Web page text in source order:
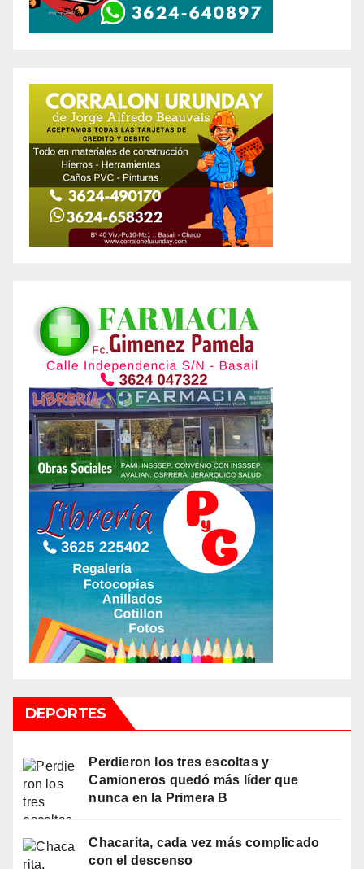
DEPORTES
Perdieron los tres escoltas y
Camioneros quedó más líder que
nunca en la Primera B
Chacarita, cada vez más complicado
con el descenso